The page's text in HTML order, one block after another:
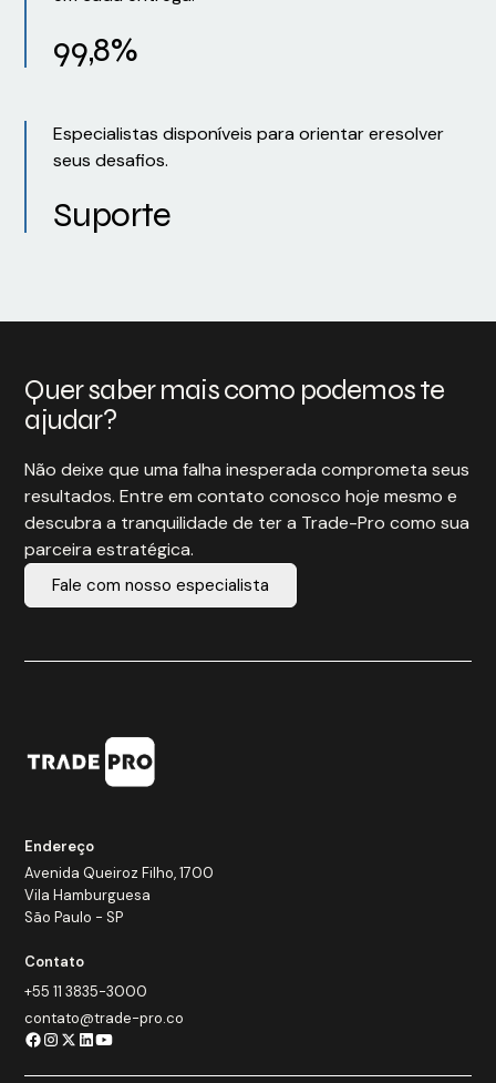
99,8%
Especialistas disponíveis para orientar eresolver
seus desafios.
Suporte
Quer saber mais como podemos te
ajudar?
Não deixe que uma falha inesperada comprometa seus
resultados. Entre em contato conosco hoje mesmo e
descubra a tranquilidade de ter a Trade-Pro como sua
parceira estratégica.
Fale com nosso especialista
Endereço
Avenida Queiroz Filho, 1700
Vila Hamburguesa
São Paulo - SP
Contato
+55 11 3835-3000
contato@trade-pro.co